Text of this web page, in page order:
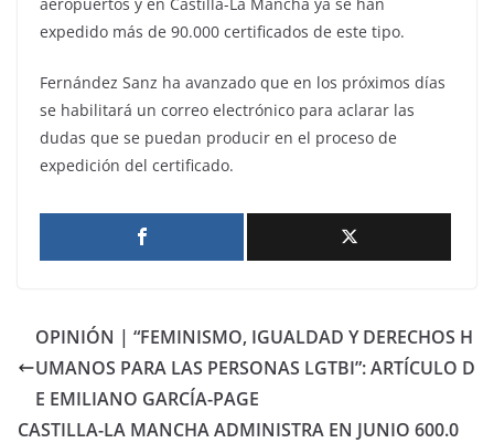
expedido más de 90.000 certificados de este tipo.
Fernández Sanz ha avanzado que en los próximos días
se habilitará un correo electrónico para aclarar las
dudas que se puedan producir en el proceso de
expedición del certificado.
OPINIÓN | “FEMINISMO, IGUALDAD Y DERECHOS H
UMANOS PARA LAS PERSONAS LGTBI”: ARTÍCULO D
E EMILIANO GARCÍA-PAGE
CASTILLA-LA MANCHA ADMINISTRA EN JUNIO 600.0